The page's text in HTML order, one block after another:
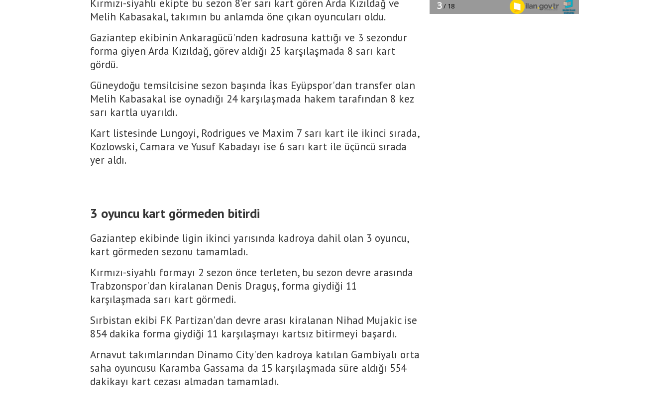
Kırmızı-siyahlı ekipte bu sezon 8'er sarı kart gören Arda Kızıldağ ve
Melih Kabasakal, takımın bu anlamda öne çıkan oyuncuları oldu.
Gaziantep ekibinin Ankaragücü'nden kadrosuna kattığı ve 3 sezondur
forma giyen Arda Kızıldağ, görev aldığı 25 karşılaşmada 8 sarı kart
gördü.
Güneydoğu temsilcisine sezon başında İkas Eyüpspor'dan transfer olan
Melih Kabasakal ise oynadığı 24 karşılaşmada hakem tarafından 8 kez
sarı kartla uyarıldı.
Kart listesinde Lungoyi, Rodrigues ve Maxim 7 sarı kart ile ikinci sırada,
Kozlowski, Camara ve Yusuf Kabadayı ise 6 sarı kart ile üçüncü sırada
yer aldı.
3 oyuncu kart görmeden bitirdi
Gaziantep ekibinde ligin ikinci yarısında kadroya dahil olan 3 oyuncu,
kart görmeden sezonu tamamladı.
Kırmızı-siyahlı formayı 2 sezon önce terleten, bu sezon devre arasında
Trabzonspor'dan kiralanan Denis Draguş, forma giydiği 11
karşılaşmada sarı kart görmedi.
Sırbistan ekibi FK Partizan'dan devre arası kiralanan Nihad Mujakic ise
854 dakika forma giydiği 11 karşılaşmayı kartsız bitirmeyi başardı.
Arnavut takımlarından Dinamo City'den kadroya katılan Gambiyalı orta
saha oyuncusu Karamba Gassama da 15 karşılaşmada süre aldığı 554
dakikayı kart cezası almadan tamamladı.